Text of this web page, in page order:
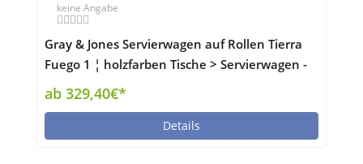
keine Angabe
Gray & Jones Servierwagen auf Rollen Tierra
Fuego 1 ¦ holzfarben Tische > Servierwagen -
Höffner
ab 329,40€*
Details